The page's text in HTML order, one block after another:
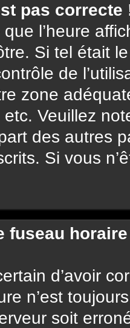
pas correcte
l’heure
Si tel était
de
zone
etc. Veuillez
des autres
Si vous
fuseau
d’avoir
n’est
soit